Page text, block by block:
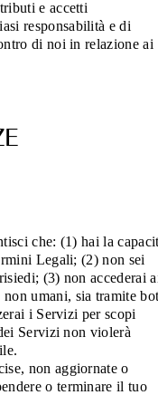
e accetti
responsabilità e di
di noi in relazione ai
che: (1) hai la
Legali; (2) non sei
(3) non accederai
umani, sia tramite
i Servizi per scopi
Servizi non violerà
non aggiornate o
o terminare il tuo